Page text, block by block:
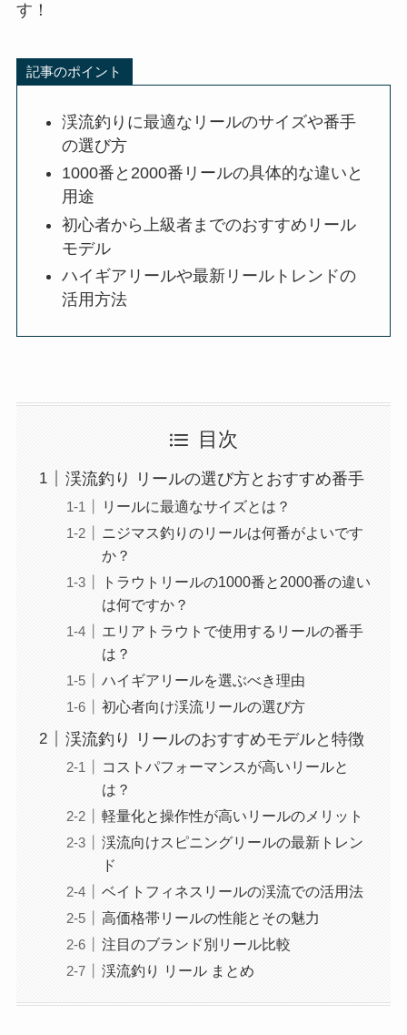
す！
記事のポイント
渓流釣りに最適なリールのサイズや番手
の選び方
1000番と2000番リールの具体的な違いと
用途
初心者から上級者までのおすすめリール
モデル
ハイギアリールや最新リールトレンドの
活用方法
目次
渓流釣り リールの選び方とおすすめ番手
リールに最適なサイズとは？
ニジマス釣りのリールは何番がよいです
か？
トラウトリールの1000番と2000番の違い
は何ですか？
エリアトラウトで使用するリールの番手
は？
ハイギアリールを選ぶべき理由
初心者向け渓流リールの選び方
渓流釣り リールのおすすめモデルと特徴
コストパフォーマンスが高いリールと
は？
軽量化と操作性が高いリールのメリット
渓流向けスピニングリールの最新トレン
ド
ベイトフィネスリールの渓流での活用法
高価格帯リールの性能とその魅力
注目のブランド別リール比較
渓流釣り リール まとめ